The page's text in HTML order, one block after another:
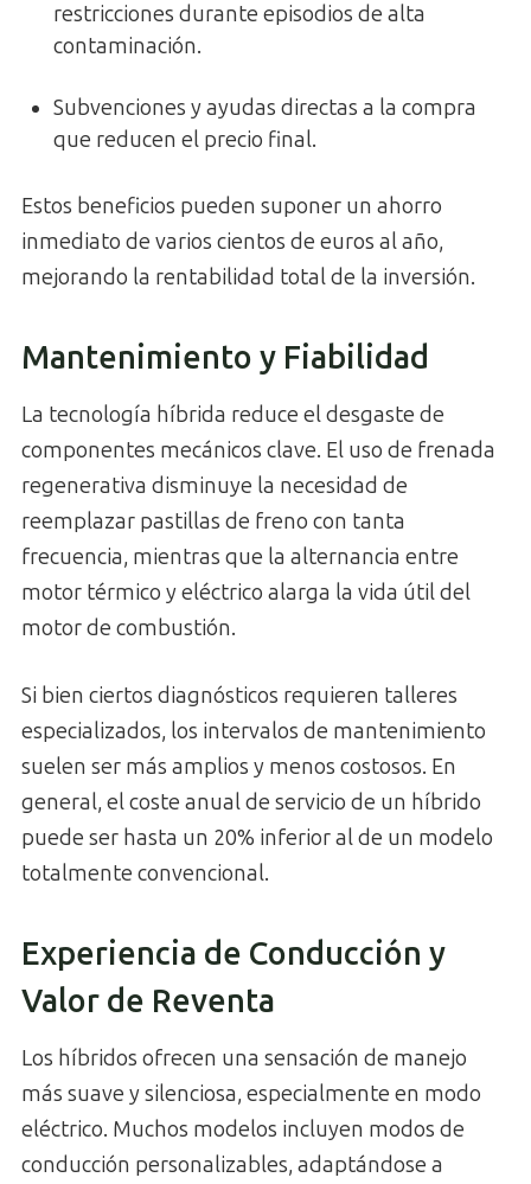
restricciones durante episodios de alta
contaminación.
Subvenciones y ayudas directas a la compra
que reducen el precio final.
Estos beneficios pueden suponer un ahorro
inmediato de varios cientos de euros al año,
mejorando la rentabilidad total de la inversión.
Mantenimiento y Fiabilidad
La tecnología híbrida reduce el desgaste de
componentes mecánicos clave. El uso de frenada
regenerativa disminuye la necesidad de
reemplazar pastillas de freno con tanta
frecuencia, mientras que la alternancia entre
motor térmico y eléctrico alarga la vida útil del
motor de combustión.
Si bien ciertos diagnósticos requieren talleres
especializados, los intervalos de mantenimiento
suelen ser más amplios y menos costosos. En
general, el coste anual de servicio de un híbrido
puede ser hasta un 20% inferior al de un modelo
totalmente convencional.
Experiencia de Conducción y
Valor de Reventa
Los híbridos ofrecen una sensación de manejo
más suave y silenciosa, especialmente en modo
eléctrico. Muchos modelos incluyen modos de
conducción personalizables, adaptándose a